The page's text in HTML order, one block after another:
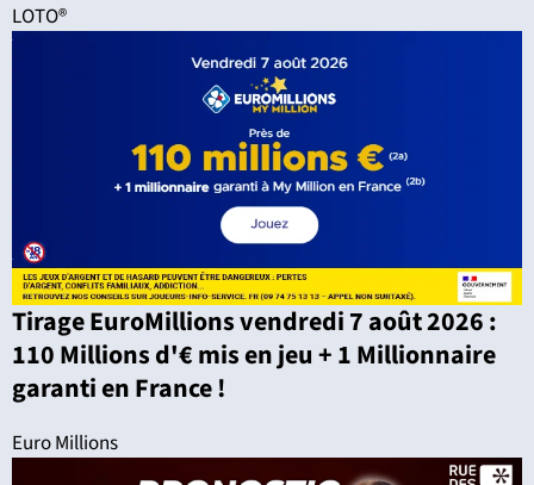
LOTO®
Tirage EuroMillions vendredi 7 août 2026 :
110 Millions d'€ mis en jeu + 1 Millionnaire
garanti en France !
Euro Millions